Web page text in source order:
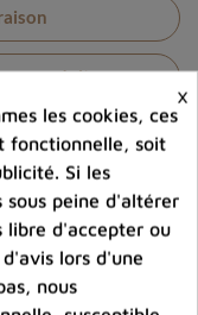
ce produit
ce que vous
×
les cookies, ces
fonctionnelle, soit
Si les
sous peine d'altérer
libre d'accepter ou
lors d'une
nous